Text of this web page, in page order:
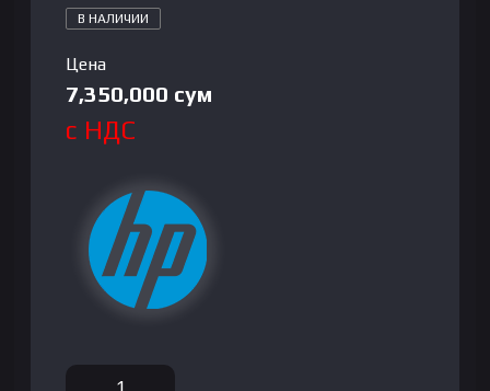
В НАЛИЧИИ
Цена
7,350,000 сум
с НДС
Количество